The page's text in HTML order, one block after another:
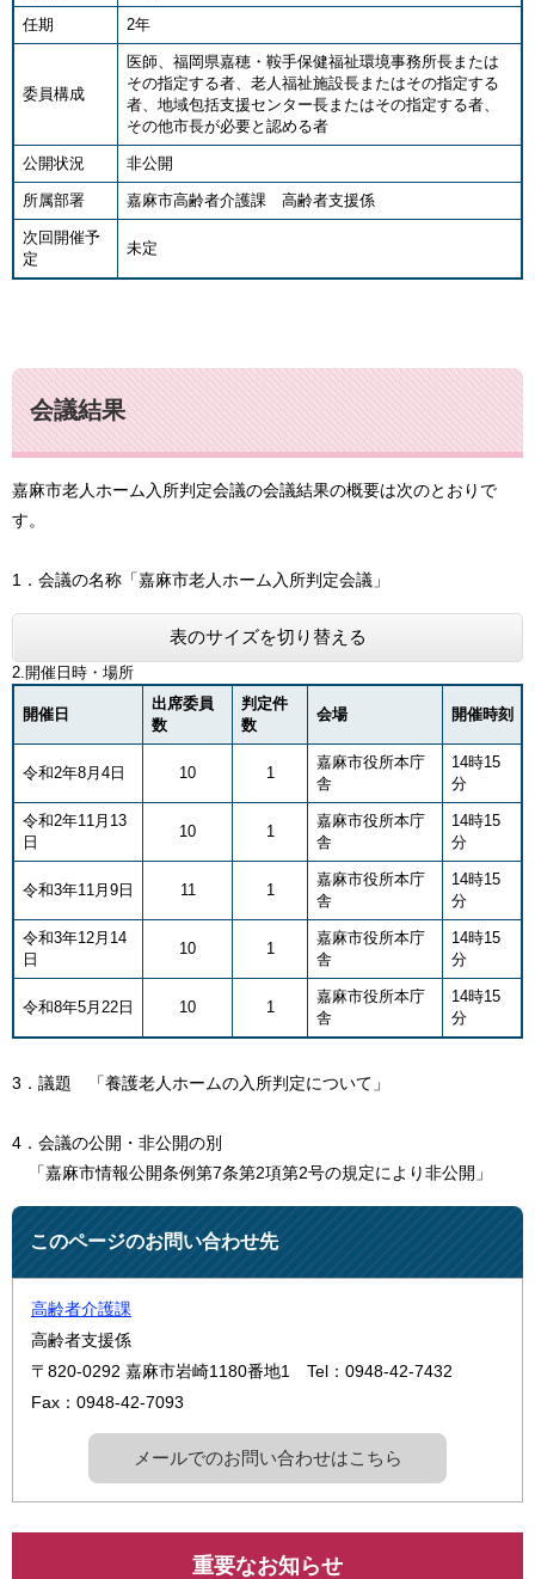
任期 2年
委員構成
医師、福岡県嘉穂・鞍手保健福祉環境事務所長または
その指定する者、老人福祉施設長またはその指定する
者、地域包括支援センター長またはその指定する者、
その他市長が必要と認める者
公開状況 非公開
所属部署 嘉麻市高齢者介護課 高齢者支援係
次回開催予
定
未定
会議結果
嘉麻市老人ホーム入所判定会議の会議結果の概要は次のとおりで
す。
1．会議の名称「嘉麻市老人ホーム入所判定会議」
表のサイズを切り替える
2.開催日時・場所
開催日
出席委員
数
判定件
数
会場 開催時刻
令和2年8月4日 10 1
嘉麻市役所本庁
舎
14時15
分
令和2年11月13
日
10 1
嘉麻市役所本庁
舎
14時15
分
令和3年11月9日 11 1
嘉麻市役所本庁
舎
14時15
分
令和3年12月14
日
10 1
嘉麻市役所本庁
舎
14時15
分
令和8年5月22日 10 1
嘉麻市役所本庁
舎
14時15
分
3．議題 「養護老人ホームの入所判定について」
4．会議の公開・非公開の別
「嘉麻市情報公開条例第7条第2項第2号の規定により非公開」
このページのお問い合わせ先
高齢者介護課
高齢者支援係
〒820-0292 嘉麻市岩崎1180番地1
Tel：0948-42-7432
Fax：0948-42-7093
メールでのお問い合わせはこちら
重要なお知らせ